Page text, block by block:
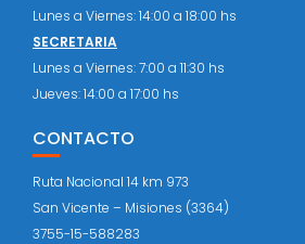
Lunes a Viernes: 14:00 a 18:00 hs
SECRETARIA
Lunes a Viernes: 7:00 a 11:30 hs
Jueves: 14:00 a 17:00 hs
CONTACTO
Ruta Nacional 14 km 973
San Vicente – Misiones (3364)
3755-15-588283